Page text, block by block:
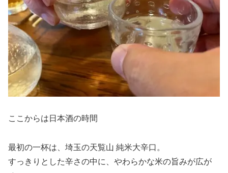
ここからは日本酒の時間
最初の一杯は、埼玉の天覧山 純米大辛口。
すっきりとした辛さの中に、やわらかな米の旨みが広が